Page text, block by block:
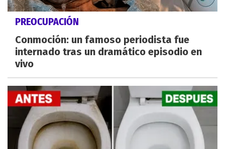
PREOCUPACIÓN
Conmoción: un famoso periodista fue
internado tras un dramático episodio en
vivo